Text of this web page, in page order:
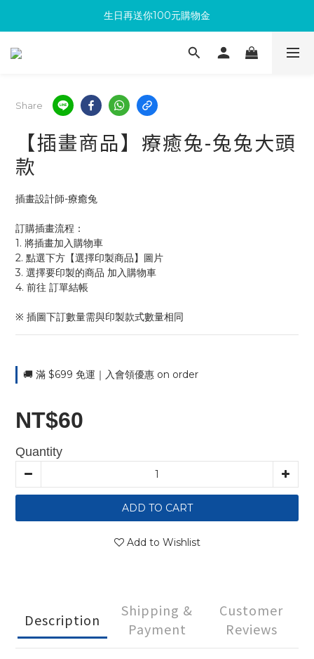
滿300回饋10%購物金
生日再送你100元購物金
加入成為新會員 馬上領取50元購物金
Share
【插畫商品】療癒兔-兔兔大頭
款
插畫設計師-療癒兔
訂購插畫流程：
1. 將插畫加入購物車
2. 點選下方【選擇印製商品】圖片
3. 選擇要印製的商品 加入購物車
4. 前往 訂單結帳
※ 插圖下訂數量需與印製款式數量相同
🚚 滿 $699 免運｜入會領優惠 on order
NT$60
Quantity
ADD TO CART
Add to Wishlist
Description
Shipping &
Payment
Customer
Reviews